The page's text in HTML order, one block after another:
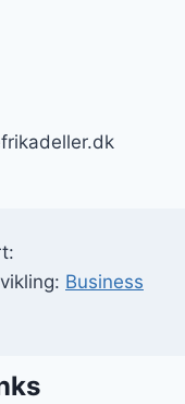
Business